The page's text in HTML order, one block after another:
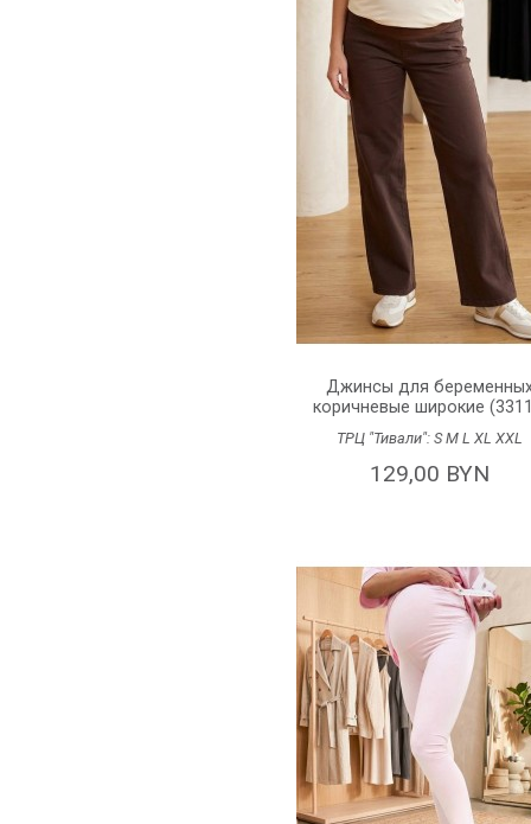
Джинсы для
коричневые широкие
ТРЦ "Тивали":SMLXLXXL
129,00 BYN